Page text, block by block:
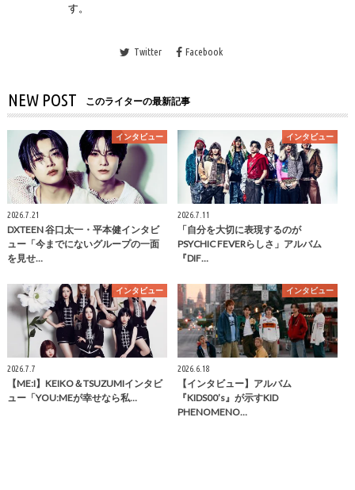
す。
Twitter Facebook
NEW POST このライターの最新記事
インタビュー
2026.7.21
DXTEEN 谷口太一・平本健インタビ
ュー「今までにないグループの一面
を見せ…
インタビュー
2026.7.11
「自分を大切に表現するのが
PSYCHIC FEVERらしさ」アルバム
『DIF…
インタビュー
2026.7.7
【ME:I】KEIKO＆TSUZUMIインタビ
ュー「YOU:MEが幸せなら私…
インタビュー
2026.6.18
【インタビュー】アルバム
『KIDS00’s』が示すKID
PHENOMENO…